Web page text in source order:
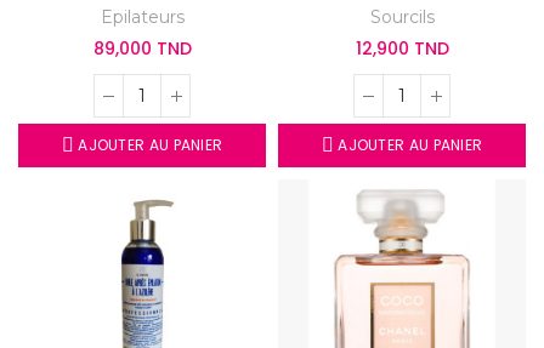
Epilateurs
89,000 TND
AJOUTER AU PANIER
Sourcils
12,900 TND
AJOUTER AU PANIER